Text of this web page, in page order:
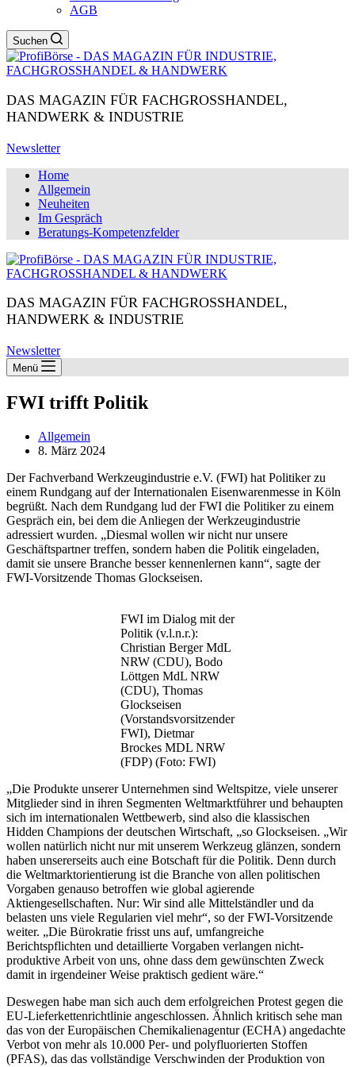
AGB
Suchen
DAS MAGAZIN FÜR FACHGROSSHANDEL,
HANDWERK & INDUSTRIE
Newsletter
Home
Allgemein
Neuheiten
Im Gespräch
Beratungs-Kompetenzfelder
DAS MAGAZIN FÜR FACHGROSSHANDEL,
HANDWERK & INDUSTRIE
Newsletter
Menü
FWI trifft Politik
Allgemein
8. März 2024
Der Fachverband Werkzeugindustrie e.V. (FWI) hat Politiker zu
einem Rundgang auf der Internationalen Eisenwarenmesse in Köln
begrüßt. Nach dem Rundgang lud der FWI die Politiker zu einem
Gespräch ein, bei dem die Anliegen der Werkzeugindustrie
adressiert wurden. „Diesmal wollen wir nicht nur unsere
Geschäftspartner treffen, sondern haben die Politik eingeladen,
damit sie unsere Branche besser kennenlernen kann“, sagte der
FWI-Vorsitzende Thomas Glockseisen.
FWI im Dialog mit der
Politik (v.l.n.r.):
Christian Berger MdL
NRW (CDU), Bodo
Löttgen MdL NRW
(CDU), Thomas
Glockseisen
(Vorstandsvorsitzender
FWI), Dietmar
Brockes MDL NRW
(FDP) (Foto: FWI)
„Die Produkte unserer Unternehmen sind Weltspitze, viele unserer
Mitglieder sind in ihren Segmenten Weltmarktführer und behaupten
sich im internationalen Wettbewerb, sind also die klassischen
Hidden Champions der deutschen Wirtschaft, „so Glockseisen. „Wir
wollen natürlich nicht nur mit unserem Werkzeug glänzen, sondern
haben unsererseits auch eine Botschaft für die Politik. Denn durch
die Weltmarktorientierung ist die Branche von allen politischen
Vorgaben genauso betroffen wie global agierende
Aktiengesellschaften. Nur: Wir sind alle Mittelständler und da
belasten uns viele Regularien viel mehr“, so der FWI-Vorsitzende
weiter. „Die Bürokratie frisst uns auf, umfangreiche
Berichtspflichten und detaillierte Vorgaben verlangen nicht-
produktive Arbeit von uns, ohne dass dem gewünschten Zweck
damit in irgendeiner Weise praktisch gedient wäre.“
Deswegen habe man sich auch dem erfolgreichen Protest gegen die
EU-Lieferkettenrichtlinie angeschlossen. Ähnlich kritisch sehe man
das von der Europäischen Chemikalienagentur (ECHA) angedachte
Verbot von mehr als 10.000 Per- und polyfluorierten Stoffen
(PFAS), das das vollständige Verschwinden der Produktion von